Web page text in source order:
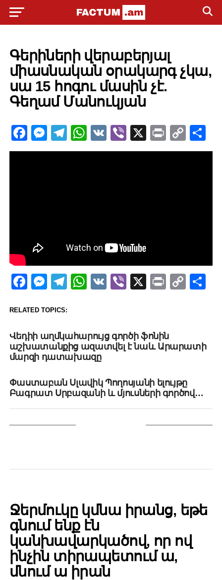
Գերիների վերաբերյալ
միասնական օրակարգ չկա,
սա 15 հոգու մասին չէ.
Գեղամ Մանուկյան
Facebook
Messenger
Telegram
WhatsApp
VKViber
X PrintCopy
Link
Facebook
Messenger
Telegram
WhatsApp
VKViber
X PrintCopy
RELATED TOPICS:
Վեդիի աղմկահարույց գործի ֆոնին
աշխատանքից ազատվել է նաև Արարատի
մարզի դատախազը
Փաստաբան Սլավիկ Պողոսյանի ելույթը
Բագրատ Սրբազանի և մյուսների գործով…
Ջերմուկը կմնա իրանց, եթե
գնում ենք էն
կանխավարկածով, որ ով
ինչին տիրապետում ա,
մնում ա իրան